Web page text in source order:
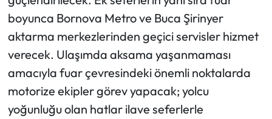
boyunca Bornova Metro ve Buca Şirinyer
aktarma merkezlerinden geçici servisler hizmet
verecek. Ulaşımda aksama yaşanmaması
amacıyla fuar çevresindeki önemli noktalarda
motorize ekipler görev yapacak; yolcu
yoğunluğu olan hatlar ilave seferlerle